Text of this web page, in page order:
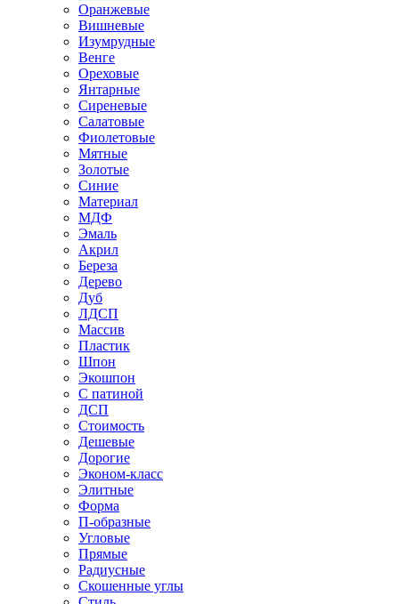
Оранжевые
Вишневые
Изумрудные
Венге
Ореховые
Янтарные
Сиреневые
Салатовые
Фиолетовые
Мятные
Золотые
Синие
Материал
МДФ
Эмаль
Акрил
Береза
Дерево
Дуб
ЛДСП
Массив
Пластик
Шпон
Экошпон
С патиной
ДСП
Стоимость
Дешевые
Дорогие
Эконом-класс
Элитные
Форма
П-образные
Угловые
Прямые
Радиусные
Скошенные углы